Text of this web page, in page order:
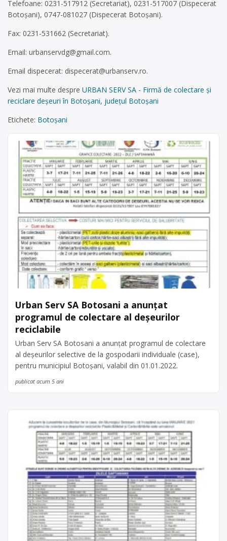
Telefoane: 0231-517912 (Secretariat), 0231-517007 (Dispecerat
Botoșani), 0747-081027 (Dispecerat Botoșani).
Fax: 0231-531662 (Secretariat).
Email: urbanservdg@gmail.com.
Email dispecerat: dispecerat@urbanserv.ro.
Vezi mai multe despre URBAN SERV SA - Firmă de colectare și
reciclare deșeuri în Botoșani, județul Botoșani
Etichete: Botoșani
Urban Serv SA Botosani a anunțat
programul de colectare al deșeurilor
reciclabile
Urban Serv SA Botosani a anunțat programul de colectare
al deșeurilor selective de la gospodarii individuale (case),
pentru municipiul Botoșani, valabil din 01.01.2022.
publicat acum 5 ani